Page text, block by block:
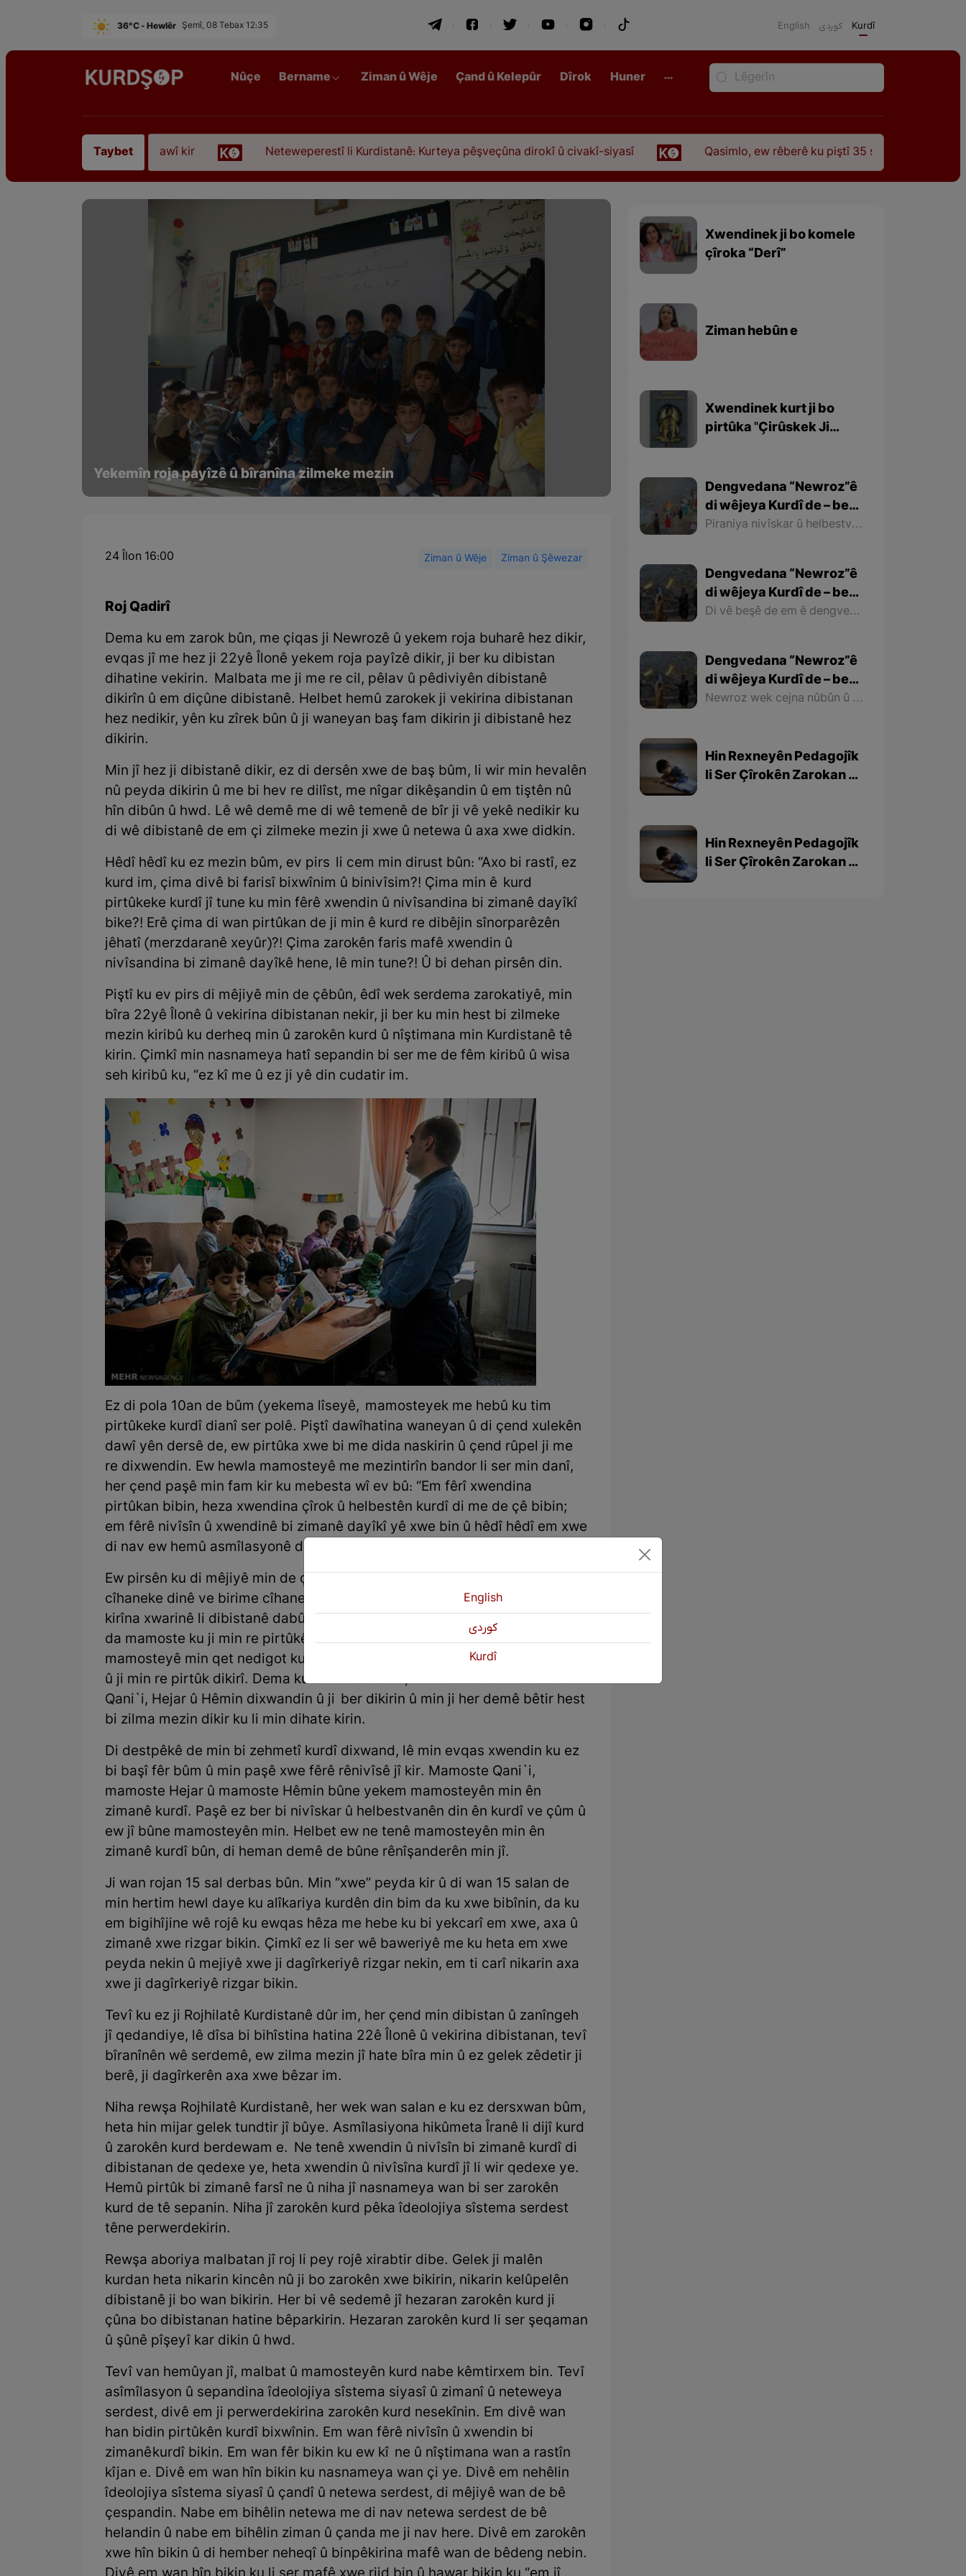
36°C - Hewlêr Şemî, 08 Tebax 12:35 English كوردی Kurdî
Nûçe Bername Ziman û Wêje Çand û Kelepûr Dîrok Huner
Taybet
Sofyanî” koça dawî kir Neteweperestî li Kurdistanê: Kurteya pêşveçûna dirokî û civakî-siyasî Qasimlo, ew rêberê ku piştî 35 sal ji şehîdbûna wî hê jî
Yekemîn roja payîzê û bîranîna zilmeke mezin
24 Îlon 16:00 Ziman û Wêje Ziman û Şêwezar
Roj Qadirî
Dema ku em zarok bûn, me çiqas ji Newrozê û yekem roja buharê hez dikir,
evqas jî me hez ji 22yê Îlonê yekem roja payîzê dikir, ji ber ku dibistan
dihatine vekirin. Malbata me ji me re cil, pêlav û pêdiviyên dibistanê
dikirîn û em diçûne dibistanê. Helbet hemû zarokek ji vekirina dibistanan
hez nedikir, yên ku zîrek bûn û ji waneyan baş fam dikirin ji dibistanê hez
dikirin.
Min jî hez ji dibistanê dikir, ez di dersên xwe de baş bûm, li wir min hevalên
nû peyda dikirin û me bi hev re dilîst, me nîgar dikêşandin û em tiştên nû
hîn dibûn û hwd. Lê wê demê me di wê temenê de bîr ji vê yekê nedikir ku
di wê dibistanê de em çi zilmeke mezin ji xwe û netewa û axa xwe didkin.
Hêdî hêdî ku ez mezin bûm, ev pirs li cem min dirust bûn: “Axo bi rastî, ez
kurd im, çima divê bi farisî bixwînim û binivîsim?! Çima min ê kurd
pirtûkeke kurdî jî tune ku min fêrê xwendin û nivîsandina bi zimanê dayîkî
bike?! Erê çima di wan pirtûkan de ji min ê kurd re dibêjin sînorparêzên
jêhatî (merzdaranê xeyûr)?! Çima zarokên faris mafê xwendin û
nivîsandina bi zimanê dayîkê hene, lê min tune?! Û bi dehan pirsên din.
Piştî ku ev pirs di mêjiyê min de çêbûn, êdî wek serdema zarokatiyê, min
bîra 22yê Îlonê û vekirina dibistanan nekir, ji ber ku min hest bi zilmeke
mezin kiribû ku derheq min û zarokên kurd û nîştimana min Kurdistanê tê
kirin. Çimkî min nasnameya hatî sepandin bi ser me de fêm kiribû û wisa
seh kiribû ku, “ez kî me û ez ji yê din cudatir im.
Ez di pola 10an de bûm (yekema lîseyê, mamosteyek me hebû ku tim
pirtûkeke kurdî dianî ser polê. Piştî dawîhatina waneyan û di çend xulekên
dawî yên dersê de, ew pirtûka xwe bi me dida naskirin û çend rûpel ji me
re dixwendin. Ew hewla mamosteyê me mezintirîn bandor li ser min danî,
her çend paşê min fam kir ku mebesta wî ev bû: “Em fêrî xwendina
pirtûkan bibin, heza xwendina çîrok û helbestên kurdî di me de çê bibin;
em fêrê nivîsîn û xwendinê bi zimanê dayîkî yê xwe bin û hêdî hêdî em xwe
di nav ew hemû asmîlasyonê de peyda bikin û xwe rizgar bikin..”
Ew pirsên ku di mêjiyê min de çê bûbûn, digel keda mamosteyê min, ez ji
cîhaneke dinê ve birime cîhaneke dinê. Min pereyên ku malbata min ji bo
kirîna xwarinê li dibistanê dabûne min berhev kir û min çend caran ew pere
da mamoste ku ji min re pirtûkên kurdî bikire. Pere hindik bû, lê
mamosteyê min qet nedigot ku têra pirtûkan neke, bi xwe pare dixiste serê
û ji min re pirtûk dikirî. Dema ku ez 15 salî bûm, min helbestên mamoste
Qani`i, Hejar û Hêmin dixwandin û ji ber dikirin û min ji her demê bêtir hest
bi zilma mezin dikir ku li min dihate kirin.
Di destpêkê de min bi zehmetî kurdî dixwand, lê min evqas xwendin ku ez
bi başî fêr bûm û min paşê xwe fêrê rênivîsê jî kir. Mamoste Qani`i,
mamoste Hejar û mamoste Hêmin bûne yekem mamosteyên min ên
zimanê kurdî. Paşê ez ber bi nivîskar û helbestvanên din ên kurdî ve çûm û
ew jî bûne mamosteyên min. Helbet ew ne tenê mamosteyên min ên
zimanê kurdî bûn, di heman demê de bûne rênîşanderên min jî.
Ji wan rojan 15 sal derbas bûn. Min “xwe” peyda kir û di wan 15 salan de
min hertim hewl daye ku alîkariya kurdên din bim da ku xwe bibînin, da ku
em bigihîjine wê rojê ku ewqas hêza me hebe ku bi yekcarî em xwe, axa û
zimanê xwe rizgar bikin. Çimkî ez li ser wê baweriyê me ku heta em xwe
peyda nekin û mejiyê xwe ji dagîrkeriyê rizgar nekin, em ti carî nikarin axa
xwe ji dagîrkeriyê rizgar bikin.
Tevî ku ez ji Rojhilatê Kurdistanê dûr im, her çend min dibistan û zanîngeh
jî qedandiye, lê dîsa bi bihîstina hatina 22ê Îlonê û vekirina dibistanan, tevî
bîranînên wê serdemê, ew zilma mezin jî hate bîra min û ez gelek zêdetir ji
berê, ji dagîrkerên axa xwe bêzar im.
Niha rewşa Rojhilatê Kurdistanê, her wek wan salan e ku ez dersxwan bûm,
heta hin mijar gelek tundtir jî bûye. Asmîlasiyona hikûmeta Îranê li dijî kurd
û zarokên kurd berdewam e. Ne tenê xwendin û nivîsîn bi zimanê kurdî di
dibistanan de qedexe ye, heta xwendin û nivîsîna kurdî jî li wir qedexe ye.
Hemû pirtûk bi zimanê farsî ne û niha jî nasnameya wan bi ser zarokên
kurd de tê sepanin. Niha jî zarokên kurd pêka îdeolojiya sîstema serdest
têne perwerdekirin.
Rewşa aboriya malbatan jî roj li pey rojê xirabtir dibe. Gelek ji malên
kurdan heta nikarin kincên nû ji bo zarokên xwe bikirin, nikarin kelûpelên
dibistanê ji bo wan bikirin. Her bi vê sedemê jî hezaran zarokên kurd ji
çûna bo dibistanan hatine bêparkirin. Hezaran zarokên kurd li ser şeqaman
û şûnê pîşeyî kar dikin û hwd.
Tevî van hemûyan jî, malbat û mamosteyên kurd nabe kêmtirxem bin. Tevî
asîmîlasyon û sepandina îdeolojiya sîstema siyasî û zimanî û neteweya
serdest, divê em ji perwerdekirina zarokên kurd nesekînin. Em divê wan
han bidin pirtûkên kurdî bixwînin. Em wan fêrê nivîsîn û xwendin bi
zimanê kurdî bikin. Em wan fêr bikin ku ew kî ne û nîştimana wan a rastîn
kîjan e. Divê em wan hîn bikin ku nasnameya wan çi ye. Divê em nehêlin
îdeolojiya sîstema siyasî û çandî û netewa serdest, di mêjiyê wan de bê
çespandin. Nabe em bihêlin netewa me di nav netewa serdest de bê
helandin û nabe em bihêlin ziman û çanda me ji nav here. Divê em zarokên
xwe hîn bikin û di hember neheqî û binpêkirina mafê wan de bêdeng nebin.
Xwendinek ji bo komele
çîroka “Derî”
Ziman hebûn e
Xwendinek kurt ji bo
pirtûka ''Çirûskek Ji
Dengvedana “Newroz”ê
di wêjeya Kurdî de – beşa
dawî
Piraniya nivîskar û helbestvanên Kurd di helbest û deqên xwe de behsa Newrozê kirine ku ji ber nebûna derfetê em ê tenê îşareyê bi çend mînak ji helbestên wan bikin. Di dawiyê de ez dixwazim bibêjim ku helbestvanên wek “Muxlîs, Ewnî, Hejar, Zarî, Elî Heseniyanî, Jîla Huseynî, Mihemed Salih Dîlan, Esîrî, Nasir Axabira, Celal Melekşa, Şêrko Bêkes û Ebdulah Paşêw” û hwd, di çend helbestên xwe de behsa Newrozê kirine û bal kişandine ser Kurdistanîbûna Newrozê.
Dengvedana “Newroz”ê
di wêjeya Kurdî de – beşa
2yem
Di vê beşê de em ê dengvedana zêdetir a Newrozê di helbest û deqên Kurdî de rabixine ber çavan. Herwisa pêwîst e em îşare bi wê yekê jî bikin ku tevî wê ku em di vê gotarê de dengvedana “Newroz”ê di edebiyata Kurdî de dibînin, em ê hin nivîskar û helbestvanên xwe binêrin ku mixabin navê hin ji wan hatiye jibîrkirin.
Dengvedana “Newroz”ê
di wêjeya Kurdî de – beşa
1em
Newroz wek cejna nûbûn û azadiyê di wêjeya Kurdî de û li cem helbestvan û nivîskarên Kurd, hertim girîngiya xwe hebûye. Helbestvan û nivîskarên Kurd di helbest û nivîsên xwe de Newroz wek bedewiyek, dergeheke azadiyê û sembola rizgariya netewî bi kar anîne. Ev mijare jî vedigere bo girêdana înkarkirî ya Kurd û Kurdistanê bi Newrozê re.
Hin Rexneyên Pedagojîk
li Ser Çîrokên Zarokan –
Hin Rexneyên Pedagojîk
li Ser Çîrokên Zarokan –
English
كوردی
Kurdî